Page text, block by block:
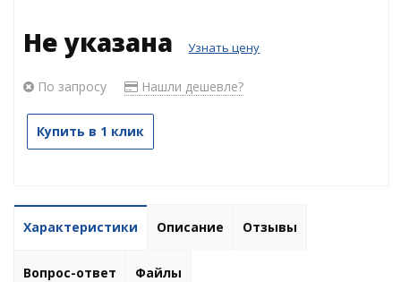
Не указана Узнать цену
По запросу Нашли дешевле?
Купить в 1 клик
Характеристики Описание Отзывы
Вопрос-ответ Файлы